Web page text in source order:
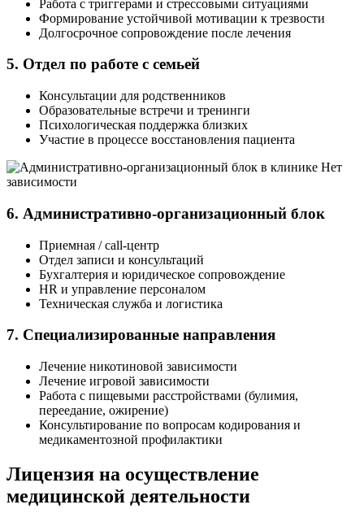
Работа с триггерами и стрессовыми ситуациями
Формирование устойчивой мотивации к трезвости
Долгосрочное сопровождение после лечения
5. Отдел по работе с семьей
Консультации для родственников
Образовательные встречи и тренинги
Психологическая поддержка близких
Участие в процессе восстановления пациента
6. Административно-организационный блок
Приемная / call-центр
Отдел записи и консультаций
Бухгалтерия и юридическое сопровождение
HR и управление персоналом
Техническая служба и логистика
7. Специализированные направления
Лечение никотиновой зависимости
Лечение игровой зависимости
Работа с пищевыми расстройствами (булимия,
переедание, ожирение)
Консультирование по вопросам кодирования и
медикаментозной профилактики
Лицензия на осуществление
медицинской деятельности